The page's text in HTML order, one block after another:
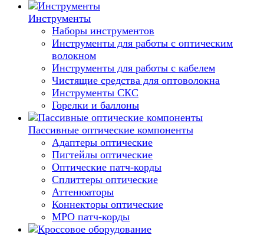
Инструменты
Наборы инструментов
Инструменты для работы с оптическим
волокном
Инструменты для работы с кабелем
Чистящие средства для оптоволокна
Инструменты СКС
Горелки и баллоны
Пассивные оптические компоненты
Адаптеры оптические
Пигтейлы оптические
Оптические патч-корды
Сплиттеры оптические
Аттенюаторы
Коннекторы оптические
MPO патч-корды